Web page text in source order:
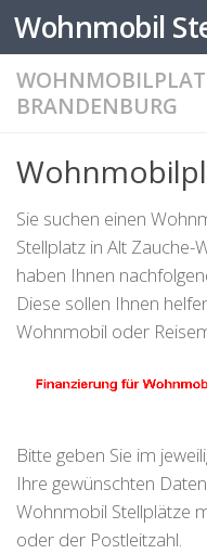
Zum Inhalt
BRANDENBURG
Sie suchen einen
Stellplatz in Alt Zauche-
haben Ihnen
Diese sollen Ihnen
Wohnmobil oder
Bitte geben Sie im
Ihre gewünschten
Wohnmobil Stellplätze
oder der Postleitzahl.